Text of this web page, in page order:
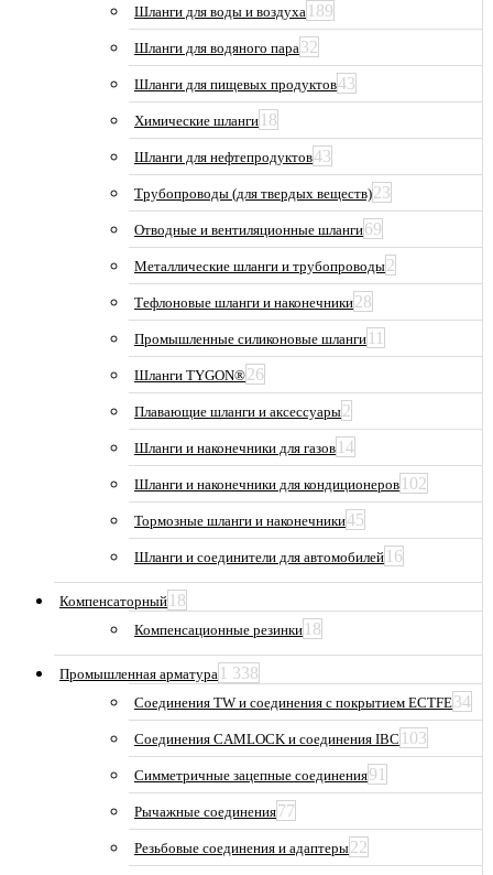
Шланги для воды и воздуха 189
Шланги для водяного пара32
Шланги для пищевых продуктов43
Химические шланги 18
Шланги для нефтепродуктов43
Трубопроводы (для твердых веществ)23
Отводные и вентиляционные шланги69
Металлические шланги и трубопроводы2
Тефлоновые шланги и наконечники28
Промышленные силиконовые шланги 11
Шланги TYGON®26
Плавающие шланги и аксессуары2
Шланги и наконечники для газов 14
Шланги и наконечники для кондиционеров 102
Тормозные шланги и наконечники45
Шланги и соединители для автомобилей 16
Компенсаторный 18
Компенсационные резинки 18
Промышленная арматура 1 338
Соединения TW и соединения с покрытием ECTFE34
Соединения CAMLOCK и соединения IBC 103
Симметричные зацепные соединения91
Рычажные соединения77
Резьбовые соединения и адаптеры22